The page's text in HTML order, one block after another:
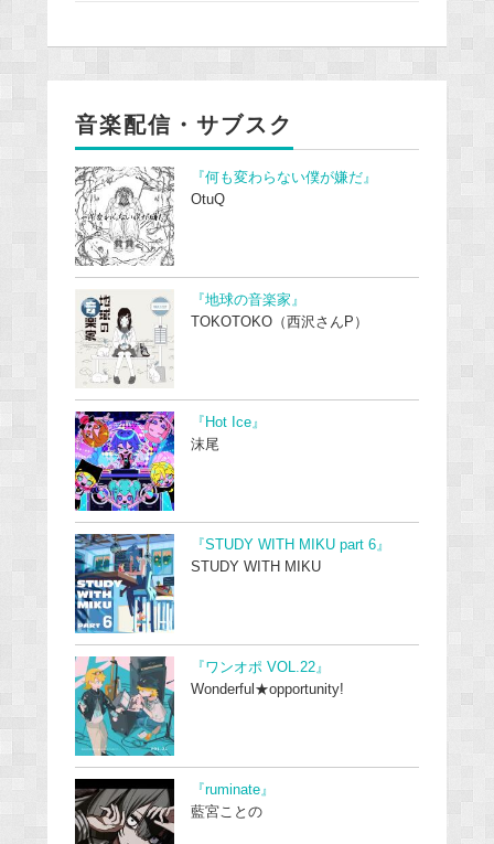
音楽配信・サブスク
『何も変わらない僕が嫌だ』
OtuQ
『地球の音楽家』
TOKOTOKO（西沢さんP）
『Hot Ice』
沫尾
『STUDY WITH MIKU part 6』
STUDY WITH MIKU
『ワンオポ VOL.22』
Wonderful★opportunity!
『ruminate』
藍宮ことの